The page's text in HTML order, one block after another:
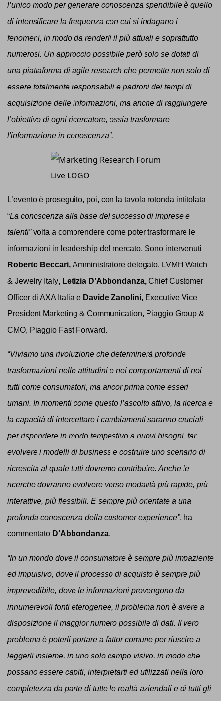
l’unico modo per generare conoscenza spendibile è quello
di intensificare la frequenza con cui si indagano i
fenomeni, in modo da renderli il più attuali e soprattutto
numerosi. Un approccio possibile però solo se dotati di
una piattaforma di agile research che permette non solo di
essere totalmente responsabili e padroni dei tempi di
acquisizione delle informazioni, ma anche di raggiungere
l’obiettivo di ogni ricercatore, ossia trasformare
l'informazione in conoscenza”.
L’evento è proseguito, poi, con la tavola rotonda intitolata
“La conoscenza alla base del successo di imprese e
talenti”volta a comprendere come poter trasformare le
informazioni in leadership del mercato. Sono intervenuti
Roberto Beccari, Amministratore delegato, LVMH Watch
& Jewelry Italy, Letizia D’Abbondanza, Chief Customer
Officer di AXA Italia e Davide Zanolini, Executive Vice
President Marketing & Communication, Piaggio Group &
CMO, Piaggio Fast Forward.
“Viviamo una rivoluzione che determinerà profonde
trasformazioni nelle attitudini e nei comportamenti di noi
tutti come consumatori, ma ancor prima come esseri
umani. In momenti come questo l’ascolto attivo, la ricerca e
la capacità di intercettare i cambiamenti saranno cruciali
per rispondere in modo tempestivo a nuovi bisogni, far
evolvere i modelli di business e costruire uno scenario di
ricrescita al quale tutti dovremo contribuire. Anche le
ricerche dovranno evolvere verso modalità più rapide, più
interattive, più flessibili. E sempre più orientate a una
profonda conoscenza della customer experience”, ha
commentato D’Abbondanza.
“In un mondo dove il consumatore è sempre più impaziente
ed impulsivo, dove il processo di acquisto è sempre più
imprevedibile, dove le informazioni provengono da
innumerevoli fonti eterogenee, il problema non è avere a
disposizione il maggior numero possibile di dati. Il vero
problema è poterli portare a fattor comune per riuscire a
leggerli insieme, in uno solo campo visivo, in modo che
possano essere capiti, interpretarti ed utilizzati nella loro
completezza da parte di tutte le realtà aziendali e di tutti gli